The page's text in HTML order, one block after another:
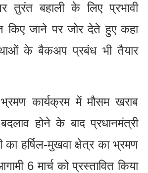
तुरंत बहाली के लिए प्रभावी
किए जाने पर जोर देते हुए कहा
के बैकअप प्रबंध भी तैयार
भ्रमण कार्यक्रम में मौसम खराब
होने के बाद प्रधानमंत्री
का हर्षिल-मुखवा क्षेत्र का भ्रमण
6 मार्च को प्रस्तावित किया